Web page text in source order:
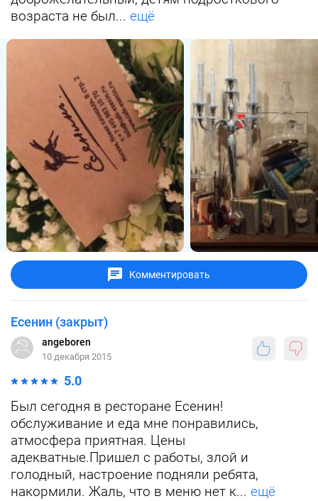
возраста не был... ещё
Комментировать
Есенин (закрыт)
angeboren
10 декабря 2015
5.0
Был сегодня в ресторане Есенин!
обслуживание и еда мне понравились,
атмосфера приятная. Цены
адекватные.Пришел с работы, злой и
голодный, настроение подняли ребята,
накормили. Жаль, что в меню нет к... ещё